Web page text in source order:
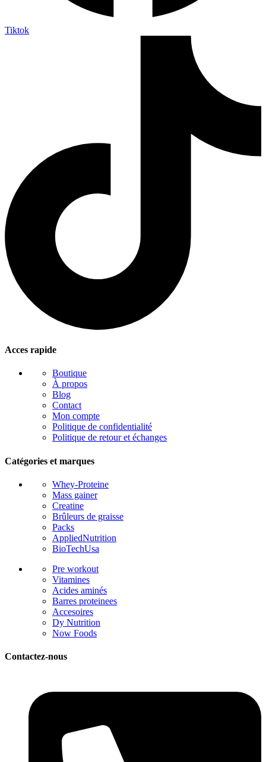
Tiktok
Acces rapide
Boutique
À propos
Blog
Contact
Mon compte
Politique de confidentialité
Politique de retour et échanges
Catégories et marques
Whey-Proteine
Mass gainer
Creatine
Brûleurs de graisse
Packs
AppliedNutrition
BioTechUsa
Pre workout
Vitamines
Acides aminés
Barres proteinees
Accesoires
Dy Nutrition
Now Foods
Contactez-nous